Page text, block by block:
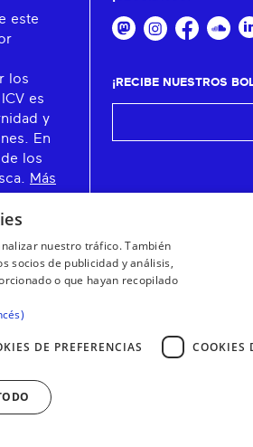
este
los
es
y
En
los
Más
¡RECIBE NUESTROS
nuestro tráfico. También
socios de publicidad y análisis,
o que hayan recopilado
DE PREFERENCIAS COOKIES